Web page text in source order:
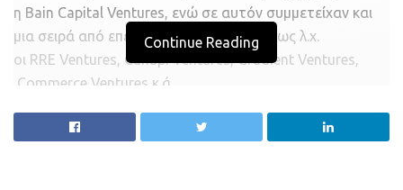
η Bain Capital Ventures, ενώ σε αυτόν συμμετείχαν και
μια σειρά από επενδυτικές εταιρείες, όπως λ.χ.
οι RRE Ventures, Canapi Ventures,Gradient Ventures,
Commerce Ventures κ.ά.
Financial
ιδρύθηκε προ διετίας από δύο έμπειρα
στελέχη τουfintech τομέα, ενώ εστιάζει το ενδιαφέρον
Continue Reading